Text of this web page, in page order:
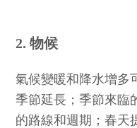
2. 物候
氣候變暖和降水增多
季節延長；季節來臨
的路線和週期；春天